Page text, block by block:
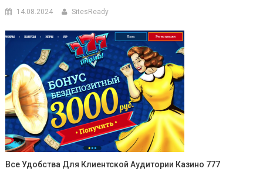
14.08.2024 SitesReady
Все Удобства Для Клиентской Аудитории Казино 777